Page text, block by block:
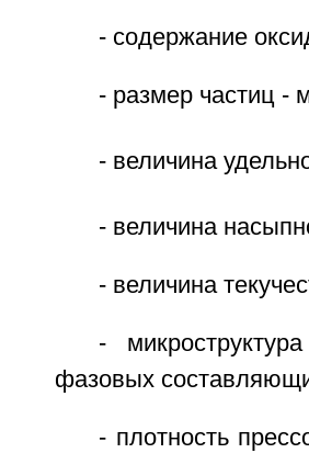
- содержание
- размер частиц -
- величина
- величина
- величина
-
фазовых
- плотность